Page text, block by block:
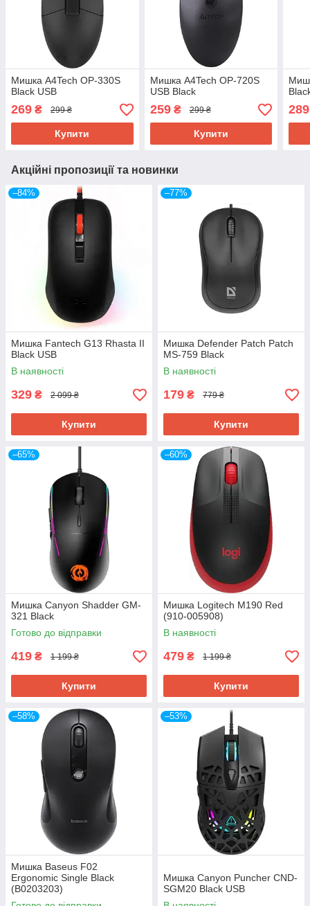
Мишка A4Tech OP-330S
Black USB
269 ₴ 299 ₴
Купити
Мишка A4Tech OP-720S
USB Black
259₴ 299 ₴
Купити
289
Акційні пропозиції та новинки
–84%
Мишка Fantech G13 Rhasta II
Black USB
В наявності
329 ₴ 2 099 ₴
Купити
–77%
Мишка Defender Patch Patch
MS-759 Black
В наявності
179 ₴ 779 ₴
Купити
–65%
Мишка Canyon Shadder GM-
321 Black
Готово до відправки
419 ₴ 1 199 ₴
Купити
–60%
Мишка Logitech M190 Red
(910-005908)
В наявності
479 ₴ 1 199 ₴
Купити
–58%
Мишка Baseus F02
Ergonomic Single Black
(B0203203)
–53%
Мишка Canyon Puncher CND-
SGM20 Black USB